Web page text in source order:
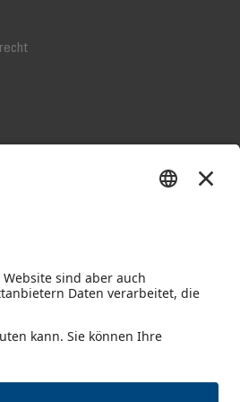
Versand.
der Lieferadresse kann die USt. an der